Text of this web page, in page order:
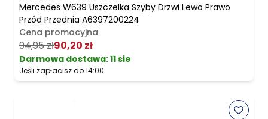
Mercedes W639 Uszczelka Szyby Drzwi Lewo Prawo
Przód Przednia A6397200224
Cena promocyjna
94,95 zł90,20 zł
Darmowa dostawa:11 sie
Jeśli zapłacisz do 14:00